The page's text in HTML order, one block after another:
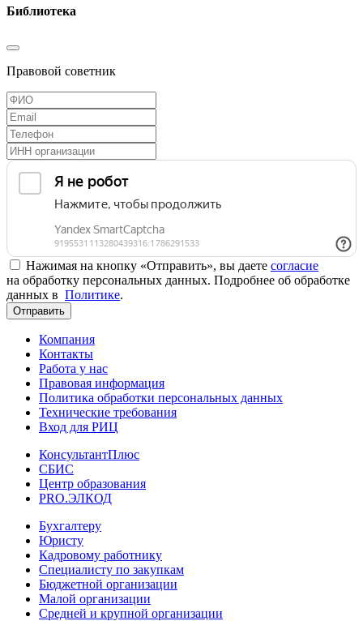
Библиотека
Правовой советник
Нажимая на кнопку «Отправить», вы даете согласие
на обработку персональных данных. Подробнее об обработке
данных в Политике.
Отправить
Компания
Контакты
Работа у нас
Правовая информация
Политика обработки персональных данных
Технические требования
Вход для РИЦ
КонсультантПлюс
СБИС
Центр образования
PRO.ЭЛКОД
Бухгалтеру
Юристу
Кадровому работнику
Специалисту по закупкам
Бюджетной организации
Малой организации
Средней и крупной организации